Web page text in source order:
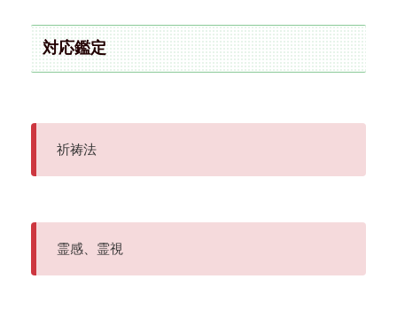
対応鑑定
祈祷法
霊感、霊視